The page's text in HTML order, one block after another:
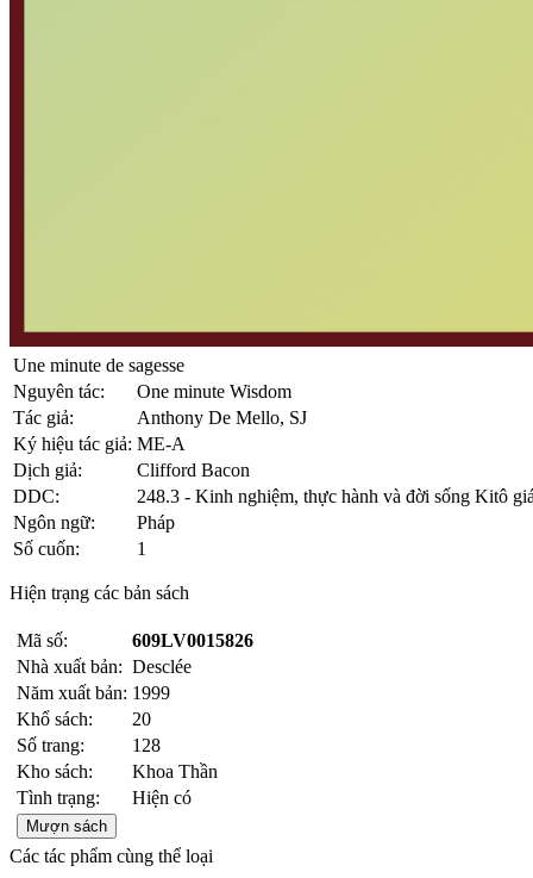
Une minute de sagesse
Nguyên tác:
One minute Wisdom
Tác giả:
Anthony De Mello, SJ
Ký hiệu tác giả: ME-A
Dịch giả:
Clifford Bacon
DDC:
248.3 - Kinh nghiệm, thực hành và đời sống Kitô
Ngôn ngữ:
Pháp
Số cuốn:
1
Hiện trạng các bản sách
Mã số:
609LV0015826
Nhà xuất bản: Desclée
Năm xuất bản: 1999
Khổ sách:
20
Số trang:
128
Kho sách:
Khoa Thần
Tình trạng:
Hiện có
Mượn sách
Các tác phẩm cùng thể loại